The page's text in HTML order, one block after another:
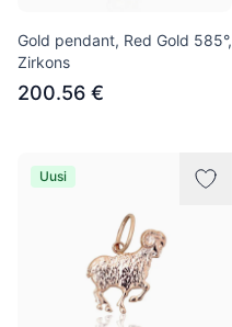
Gold pendant, Red Gold 585°,
Zirkons
200.56 €
Uusi